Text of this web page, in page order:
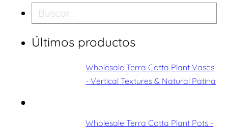
Buscar en
Últimos productos
Wholesale Terra Cotta Plant Vases
- Vertical Textures & Natural Patina
Wholesale Terra Cotta Plant Pots -